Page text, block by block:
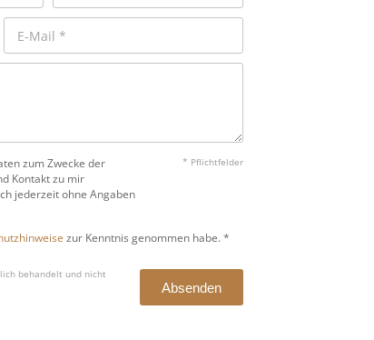
zum Zwecke der
Kontakt zu mir
jederzeit ohne Angaben
* Pflichtfelder
zur Kenntnis genommen habe. *
behandelt und nicht
Absenden